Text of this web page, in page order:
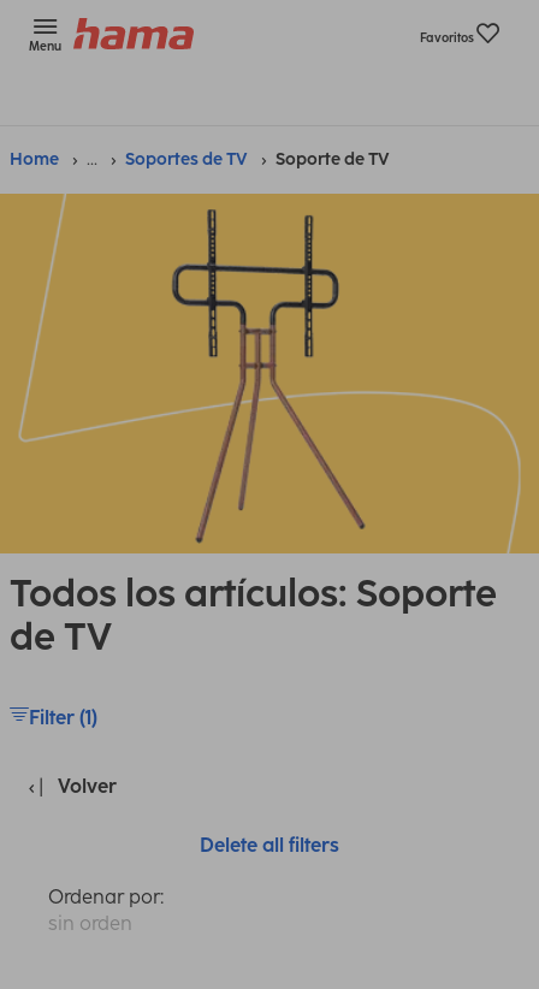
Menu
Favoritos
Home ... Soportes de TV Soporte de TV
Todos los artículos: Soporte
de TV
Filter (1)
Volver
Delete all filters
Ordenar por:
sin orden